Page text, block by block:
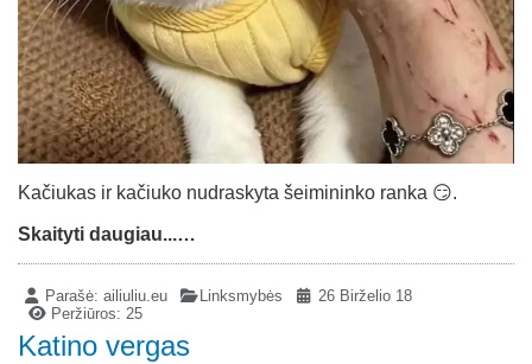
Kačiukas ir kačiuko nudraskyta šeimininko ranka 😏.
Skaityti daugiau...…
Parašė:ailiuliu.eu Linksmybės
26 Birželio 18
Peržiūros: 25
Katino vergas